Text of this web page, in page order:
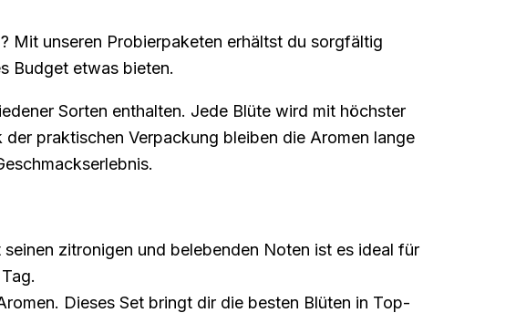
Mit unseren Probierpaketen erhältst du sorgfältig
Budget etwas bieten.
Sorten enthalten. Jede Blüte wird mit höchster
praktischen Verpackung bleiben die Aromen lange
zitronigen und belebenden Noten ist es ideal für
Dieses Set bringt dir die besten Blüten in Top-